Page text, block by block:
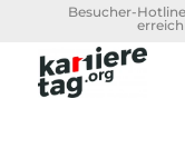
Besucher-